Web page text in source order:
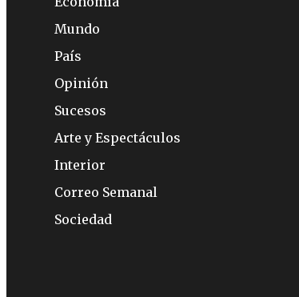
Mundo
País
Opinión
Sucesos
Arte y Espectáculos
Interior
Correo Semanal
Sociedad